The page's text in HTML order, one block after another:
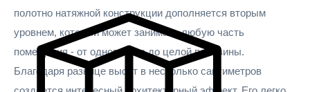
полотно натяжной конструкции дополняется вторым
уровнем, который может занимать любую часть
помещения - от одного угла до целой половины.
Благодаря разнице высот в несколько сантиметров